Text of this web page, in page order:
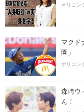
オリコン
マクド
園」
オリコン
森崎ウ
ん！